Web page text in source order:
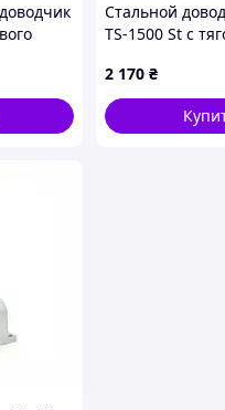
Стальной
TS-1500 St с
2 170 ₴